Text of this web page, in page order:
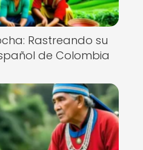
Rastreando su
de Colombia